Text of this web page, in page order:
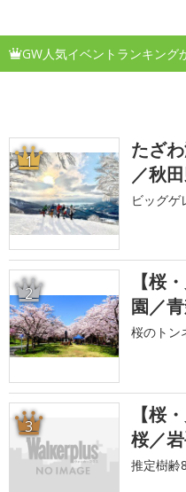
GW人気イベントランキング
1
たざ
／秋
ビッグゲ
2
【桜
園／
桜のトン
3
【桜
桜／
推定樹齢